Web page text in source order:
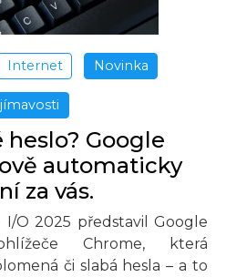
Internet Novinka
Google
automaticky
za vás.
O 2025 představil Google
Chrome, která
či slabá hesla – a to